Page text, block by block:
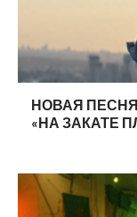
НОВАЯ
«НА ЗАКАТЕ